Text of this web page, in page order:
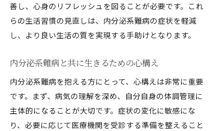
善し、心身のリフレッシュを図ることが必要です。これ
らの生活習慣の見直しは、内分泌系難病の症状を軽減
し、より良い生活の質を実現する手助けとなります。
内分泌系難病と共に生きるための心構え
内分泌系難病を抱える方にとって、心構えは非常に重要
です。まず、病気の理解を深め、自分自身の体調管理に
主体的になることが大切です。症状の変化に敏感にな
り、必要に応じて医療機関を受診する準備を整えること